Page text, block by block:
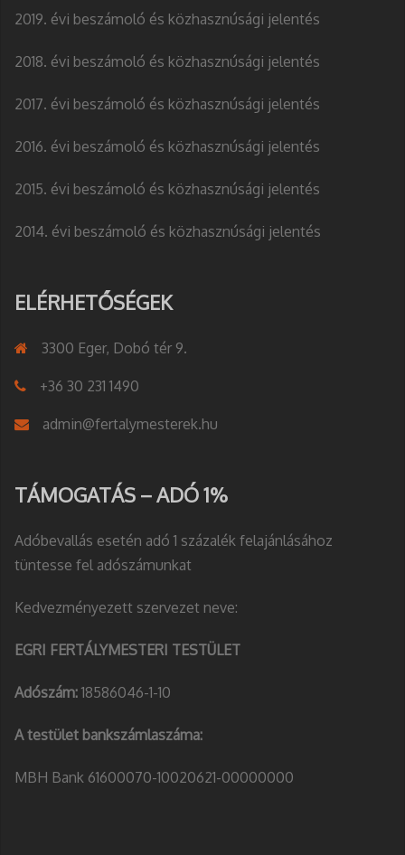
2019. évi beszámoló és közhasznúsági jelentés
2018. évi beszámoló és közhasznúsági jelentés
2017. évi beszámoló és közhasznúsági jelentés
2016. évi beszámoló és közhasznúsági jelentés
2015. évi beszámoló és közhasznúsági jelentés
2014. évi beszámoló és közhasznúsági jelentés
ELÉRHETŐSÉGEK
3300 Eger, Dobó tér 9.
+36 30 231 1490
admin@fertalymesterek.hu
TÁMOGATÁS – ADÓ 1%
Adóbevallás esetén adó 1 százalék felajánlásához
tüntesse fel adószámunkat
Kedvezményezett szervezet neve:
EGRI FERTÁLYMESTERI TESTÜLET
Adószám: 18586046-1-10
A testület bankszámlaszáma:
MBH Bank 61600070-10020621-00000000